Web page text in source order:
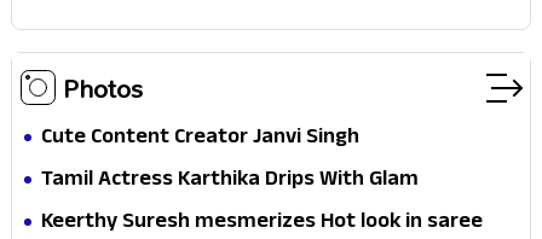
Photos
Cute Content Creator Janvi Singh
Tamil Actress Karthika Drips With Glam
Keerthy Suresh mesmerizes Hot look in saree